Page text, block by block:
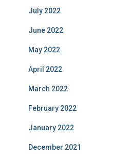
July 2022
June 2022
May 2022
April 2022
March 2022
February 2022
January 2022
December 2021